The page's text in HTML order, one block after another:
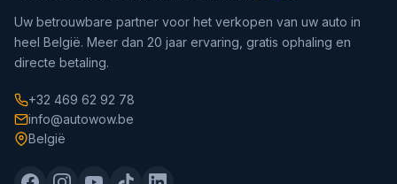
Uw betrouwbare partner voor het verkopen van uw auto in
heel België. Meer dan 20 jaar ervaring, gratis ophaling en
directe betaling.
+32 469 62 92 78
info@autowow.be
België